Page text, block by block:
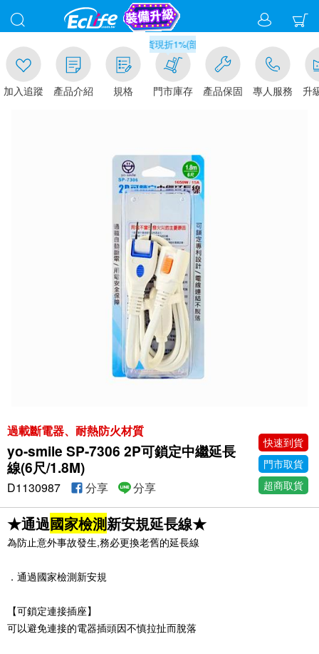
加入追蹤 產品介紹 規格
滿千元門市取貨現折1%(部分商品不適用)-請點我看
門市庫存 產品保固 專人服務 升
過載斷電器、耐熱防火材質
yo-smile SP-7306 2P可鎖定中繼延長
線(6尺/1.8M)
快速到貨
門市取貨
超商取貨
D1130987 分享 分享
★通過國家檢測新安規延長線★
為防止意外事故發生,務必更換老舊的延長線
．通過國家檢測新安規
【可鎖定連接插座】
可以避免連接的電器插頭因不慎拉扯而脫落